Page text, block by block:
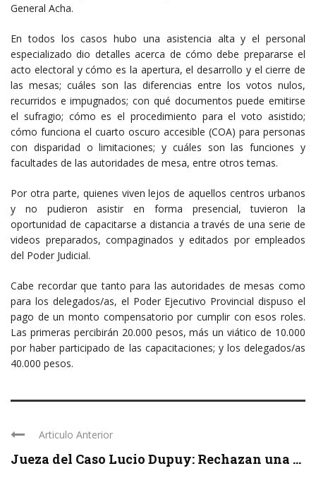
General Acha.
En todos los casos hubo una asistencia alta y el personal
especializado dio detalles acerca de cómo debe prepararse el
acto electoral y cómo es la apertura, el desarrollo y el cierre de
las mesas; cuáles son las diferencias entre los votos nulos,
recurridos e impugnados; con qué documentos puede emitirse
el sufragio; cómo es el procedimiento para el voto asistido;
cómo funciona el cuarto oscuro accesible (COA) para personas
con disparidad o limitaciones; y cuáles son las funciones y
facultades de las autoridades de mesa, entre otros temas.
Por otra parte, quienes viven lejos de aquellos centros urbanos
y no pudieron asistir en forma presencial, tuvieron la
oportunidad de capacitarse a distancia a través de una serie de
videos preparados, compaginados y editados por empleados
del Poder Judicial.
Cabe recordar que tanto para las autoridades de mesas como
para los delegados/as, el Poder Ejecutivo Provincial dispuso el
pago de un monto compensatorio por cumplir con esos roles.
Las primeras percibirán 20.000 pesos, más un viático de 10.000
por haber participado de las capacitaciones; y los delegados/as
40.000 pesos.
Articulo Anterior
Jueza del Caso Lucio Dupuy: Rechazan una ...